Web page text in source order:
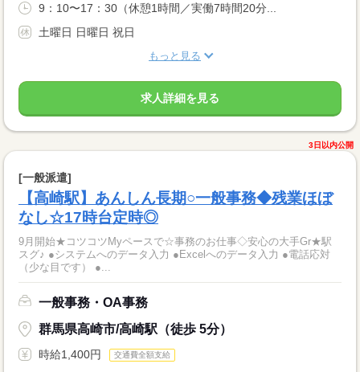
9：10〜17：30（休憩1時間／実働7時間20分...
土曜日 日曜日 祝日
もっと見る
求人詳細を見る
3日以内公開
[一般派遣]
【高崎駅】あんしん長期○一般事務◆残業ほぼ
なし☆17時台定時◎
9月開始★コツコツMyペースで☆事務のお仕事◇安心の大手Gr★駅
スグ♪ ●システムへのデータ入力 ●Excelへのデータ入力 ●電話応対
（少な目です） ●...
一般事務・OA事務
群馬県高崎市/高崎駅（徒歩 5分）
時給1,400円 交通費全額支給